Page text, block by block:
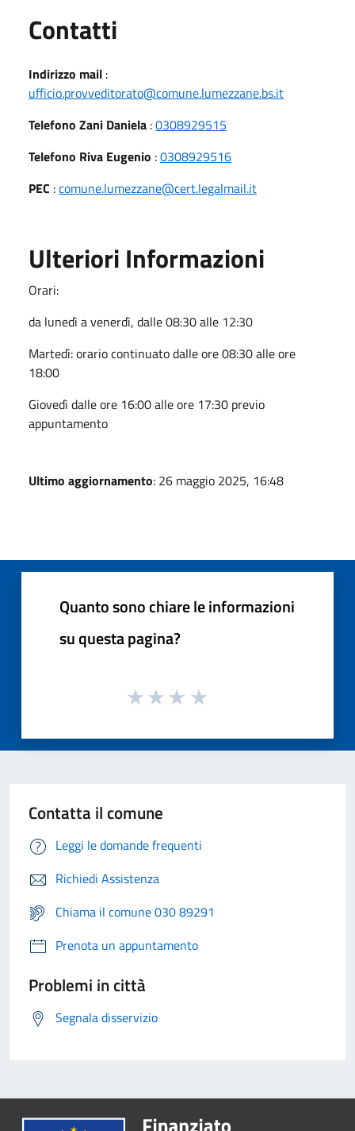
Contatti
Indirizzo mail :
ufficio.provveditorato@comune.lumezzane.bs.it
Telefono Zani Daniela :0308929515
Telefono Riva Eugenio :0308929516
PEC :comune.lumezzane@cert.legalmail.it
Ulteriori Informazioni
Orari:
da lunedì a venerdì, dalle 08:30 alle 12:30
Martedì: orario continuato dalle ore 08:30 alle ore
18:00
Giovedì dalle ore 16:00 alle ore 17:30 previo
appuntamento
Ultimo aggiornamento: 26 maggio 2025, 16:48
Quanto sono chiare le informazioni
su questa pagina?
Contatta il comune
Leggi le domande frequenti
Richiedi Assistenza
Chiama il comune 030 89291
Prenota un appuntamento
Problemi in città
Segnala disservizio